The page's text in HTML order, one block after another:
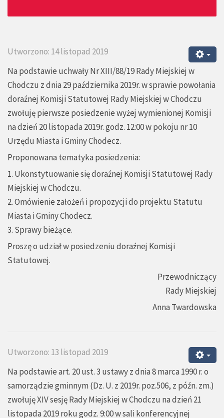
Utworzono: 14 listopad 2019
Na podstawie uchwały Nr XIII/88/19 Rady Miejskiej w
Chodczu z dnia 29 października 2019r. w sprawie powołania
doraźnej Komisji Statutowej Rady Miejskiej w Chodczu
zwołuję pierwsze posiedzenie wyżej wymienionej Komisji
na dzień 20 listopada 2019r. godz. 12:00 w pokoju nr 10
Urzędu Miasta i Gminy Chodecz.
Proponowana tematyka posiedzenia:
1. Ukonstytuowanie się doraźnej Komisji Statutowej Rady
Miejskiej w Chodczu.
2. Omówienie założeń i propozycji do projektu Statutu
Miasta i Gminy Chodecz.
3. Sprawy bieżące.
Proszę o udział w posiedzeniu doraźnej Komisji
Statutowej.
Przewodniczący
Rady Miejskiej
Anna Twardowska
Utworzono: 13 listopad 2019
Na podstawie art. 20 ust. 3 ustawy z dnia 8 marca 1990 r. o
samorządzie gminnym (Dz. U. z 2019r. poz.506, z późn. zm.)
zwołuję XIV sesję Rady Miejskiej w Chodczu na dzień 21
listopada 2019 roku godz. 9:00 w sali konferencyjnej